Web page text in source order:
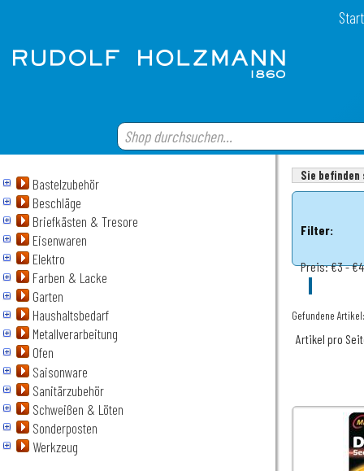
Bastelzubehör
Beschläge
Briefkästen & Tresore
Eisenwaren
Elektro
Farben & Lacke
Garten
Haushaltsbedarf
Metallverarbeitung
Ofen
Saisonware
Sanitärzubehör
Schweißen & Löten
Sonderposten
Werkzeug
Sie befinden
Filter:
Preis:€3 -
Gefundene
Artikel pro